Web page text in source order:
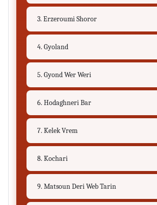
3. Erzeroumi Shoror
4. Gyoland
5. Gyond Wer Weri
6. Hodaghneri Bar
7. Kelek Vrem
8. Kochari
9. Matsoun Deri Web Tarin